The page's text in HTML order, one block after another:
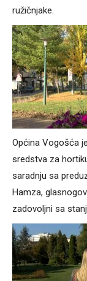
ružičnjake.
Općina Vogošća
sredstva za
saradnju sa
Hamza,
zadovoljni sa